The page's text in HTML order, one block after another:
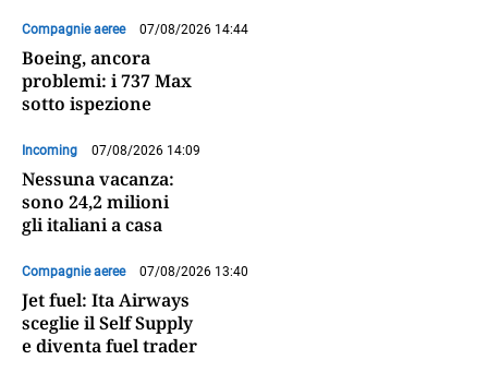
Compagnie aeree 07/08/2026 14:44
Boeing, ancora
problemi: i 737 Max
sotto ispezione
Incoming 07/08/2026 14:09
Nessuna vacanza:
sono 24,2 milioni
gli italiani a casa
Compagnie aeree 07/08/2026 13:40
Jet fuel: Ita Airways
sceglie il Self Supply
e diventa fuel trader